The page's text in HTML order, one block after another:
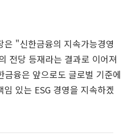
은 "신한금융의 지속가능경영
전당 등재라는 결과로 이어져
금융은 앞으로도 글로벌 기준에
있는 ESG 경영을 지속하겠